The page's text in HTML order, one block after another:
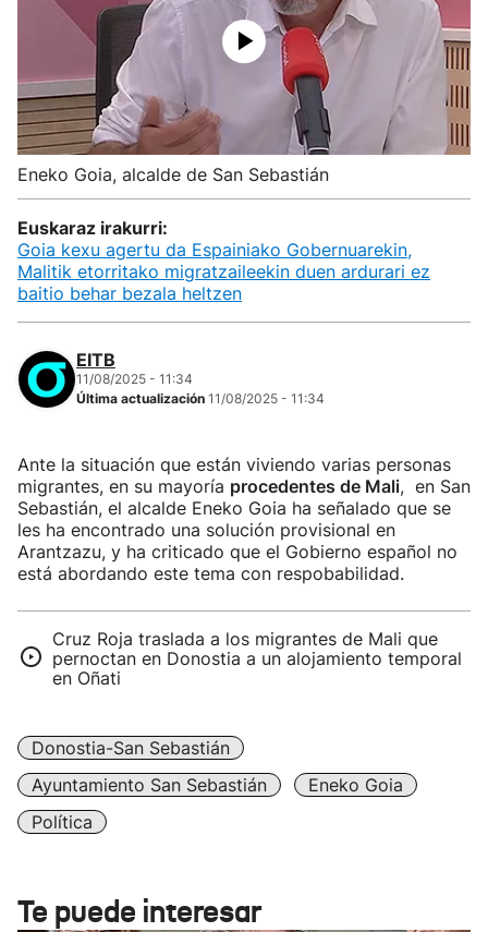
Eneko Goia, alcalde de San Sebastián
Euskaraz irakurri:
Goia kexu agertu da Espainiako Gobernuarekin,
Malitik etorritako migratzaileekin duen ardurari ez
baitio behar bezala heltzen
EITB
11/08/2025 - 11:34
Última actualización 11/08/2025 - 11:34
Ante la situación que están viviendo varias personas
migrantes, en su mayoría procedentes de Mali, en San
Sebastián, el alcalde Eneko Goia ha señalado que se
les ha encontrado una solución provisional en
Arantzazu, y ha criticado que el Gobierno español no
está abordando este tema con respobabilidad.
Cruz Roja traslada a los migrantes de Mali que
pernoctan en Donostia a un alojamiento temporal
en Oñati
Donostia-San Sebastián
Ayuntamiento San Sebastián
Eneko Goia
Política
Te puede interesar